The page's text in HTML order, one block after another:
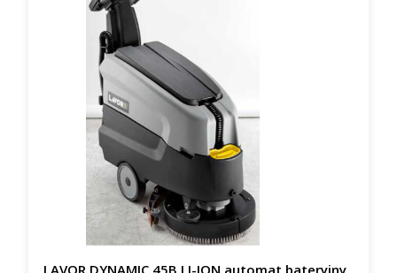
LAVOR DYNAMIC 45B LI-ION automat bateryjny